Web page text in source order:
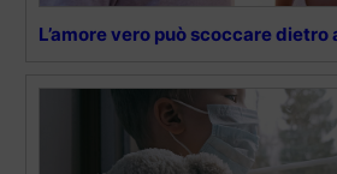
L’amore vero può scoccare dietro